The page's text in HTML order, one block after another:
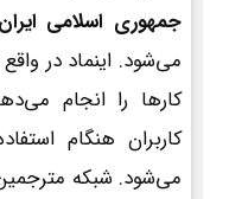
جمهوری اسلامی ایران
می‌شود. اینماد در
کارها را انجام
کاربران هنگام
می‌شود. شبکه مترجمین